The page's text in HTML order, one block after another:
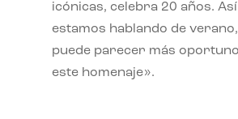
icónicas, celebra 20 años.
estamos hablando de
puede parecer más
este homenaje».